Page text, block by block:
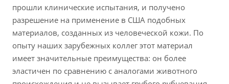
прошли клинические испытания, и получено
разрешение на применение в США подобных
материалов, созданных из человеческой кожи. По
опыту наших зарубежных коллег этот материал
имеет значительные преимущества: он более
эластичен по сравнению с аналогами животного